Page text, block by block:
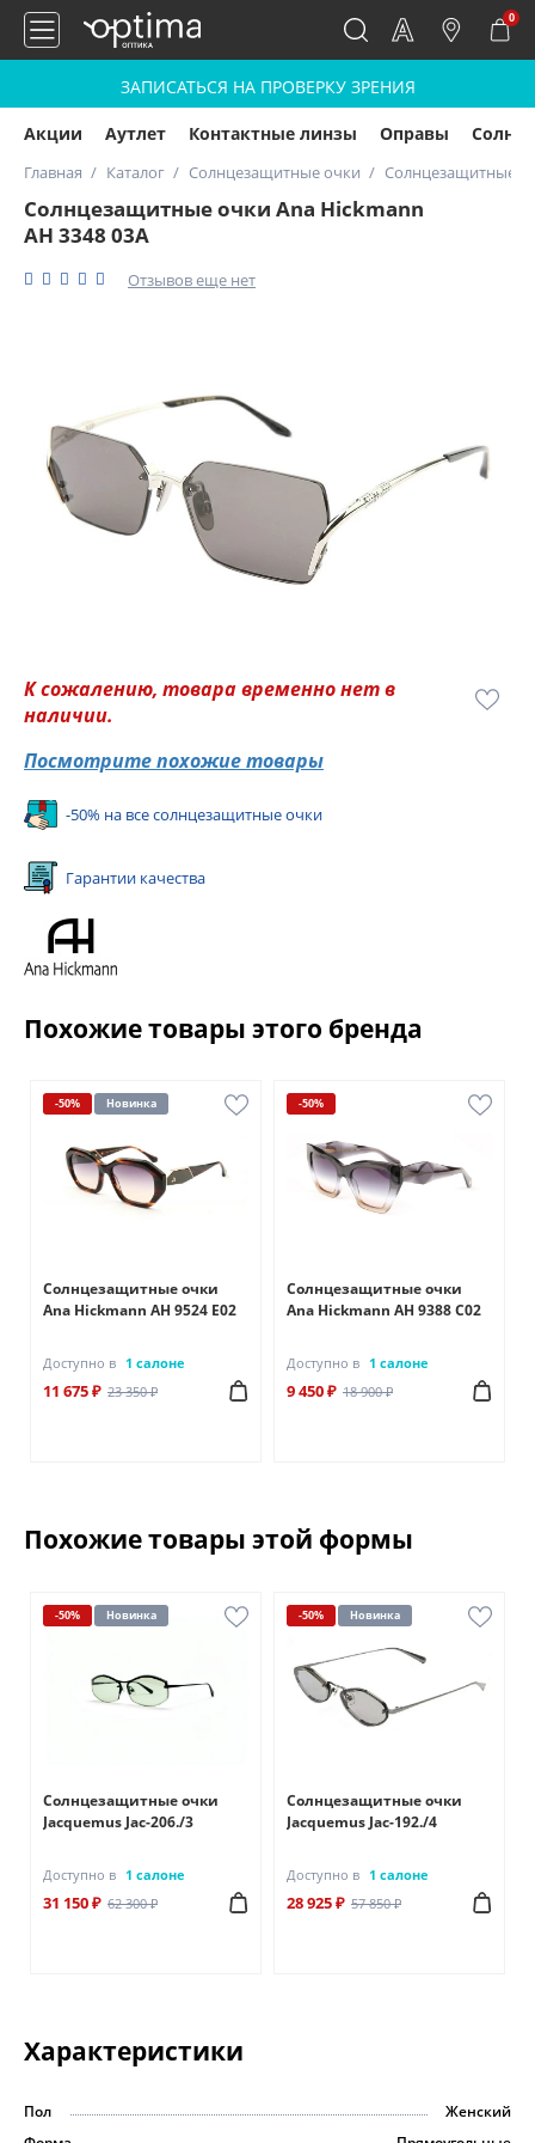
0
ЗАПИСАТЬСЯ НА ПРОВЕРКУ ЗРЕНИЯ
Акции Аутлет Контактные линзы Оправы
Главная Каталог Солнцезащитные очки Солнцезащитные
Солнцезащитные очки Ana Hickmann
AH 3348 03A
Отзывов еще нет
К сожалению, товара временно нет в
наличии.
Посмотрите похожие товары
-50% на все солнцезащитные очки
Гарантии качества
Похожие товары этого бренда
-50% Новинка
Солнцезащитные очки
Ana Hickmann AH 9524 E02
Доступно в 1 салоне
11 675 ₽ 23 350 ₽
-50%
Солнцезащитные очки
Ana Hickmann AH 9388 C02
Доступно в 1 салоне
9 450 ₽ 18 900 ₽
Похожие товары этой формы
-50% Новинка
Солнцезащитные очки
Jacquemus Jac-206./3
Доступно в 1 салоне
31 150 ₽ 62 300 ₽
-50% Новинка
Солнцезащитные очки
Jacquemus Jac-192./4
Доступно в 1 салоне
28 925 ₽ 57 850 ₽
Характеристики
Пол
Женский